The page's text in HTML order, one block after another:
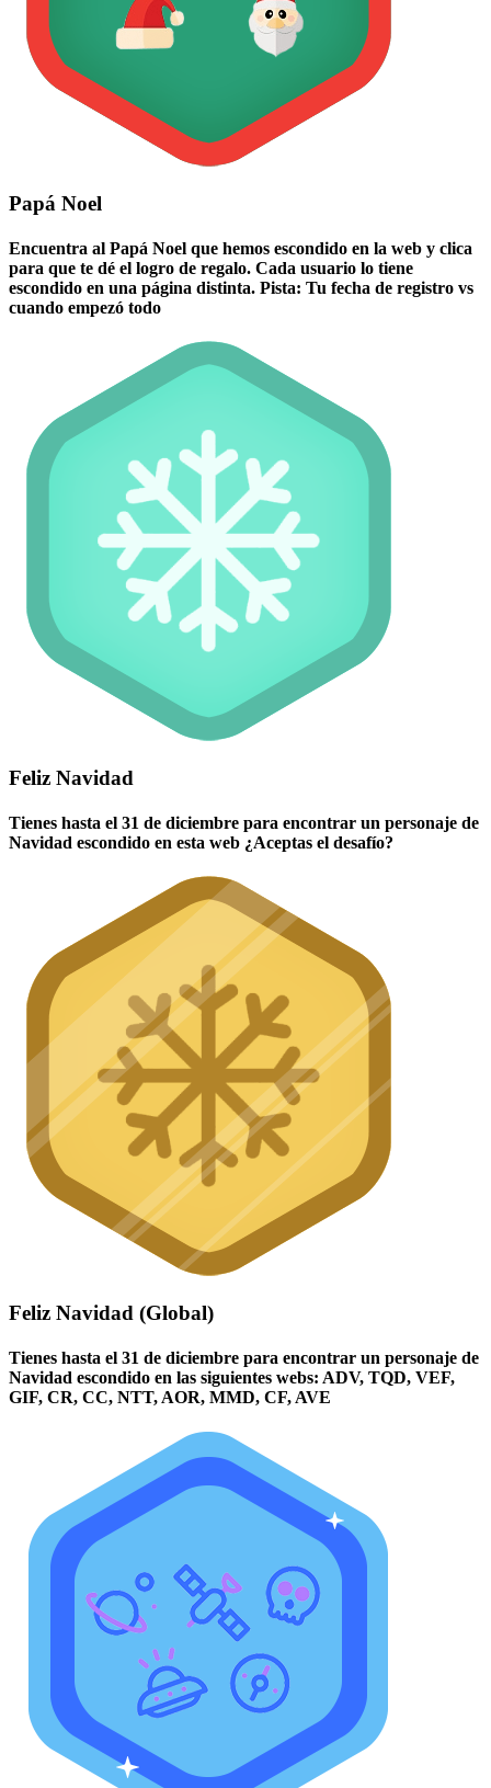
Papá Noel
Encuentra al Papá Noel que hemos escondido en la web y clica
para que te dé el logro de regalo. Cada usuario lo tiene
escondido en una página distinta. Pista: Tu fecha de registro vs
cuando empezó todo
Feliz Navidad
Tienes hasta el 31 de diciembre para encontrar un personaje de
Navidad escondido en esta web ¿Aceptas el desafío?
Feliz Navidad (Global)
Tienes hasta el 31 de diciembre para encontrar un personaje de
Navidad escondido en las siguientes webs: ADV, TQD, VEF,
GIF, CR, CC, NTT, AOR, MMD, CF, AVE